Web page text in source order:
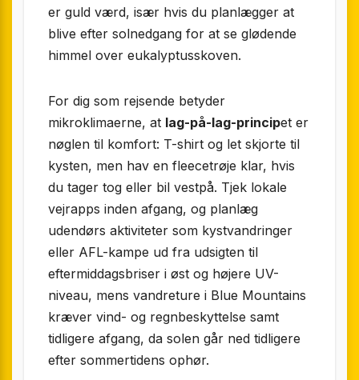
er guld værd, især hvis du planlægger at
blive efter solnedgang for at se glødende
himmel over eukalyptusskoven.
For dig som rejsende betyder
mikroklimaerne, at lag-på-lag-principet er
nøglen til komfort: T-shirt og let skjorte til
kysten, men hav en fleecetrøje klar, hvis
du tager tog eller bil vestpå. Tjek lokale
vejrapps inden afgang, og planlæg
udendørs aktiviteter som kystvandringer
eller AFL-kampe ud fra udsigten til
eftermiddagsbriser i øst og højere UV-
niveau, mens vandreture i Blue Mountains
kræver vind- og regnbeskyttelse samt
tidligere afgang, da solen går ned tidligere
efter sommertidens ophør.